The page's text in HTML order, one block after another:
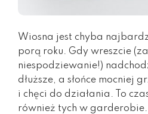
Wiosna jest chyba
porą roku. Gdy wreszcie
niespodziewanie!)
dłuższe, a słońce mocniej
i chęci do działania. To
również tych w garderobie.